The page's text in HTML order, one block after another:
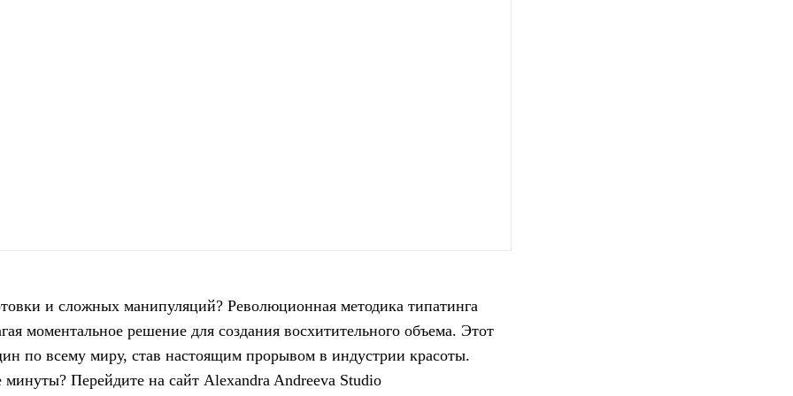
и сложных манипуляций? Революционная методика типатинга
моментальное решение для создания восхитительного объема. Этот
по всему миру, став настоящим прорывом в индустрии красоты.
минуты? Перейдите на сайт Alexandra Andreeva Studio